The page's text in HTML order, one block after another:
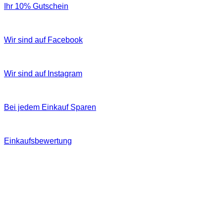
Ihr 10% Gutschein
Wir sind auf Facebook
Wir sind auf Instagram
Bei jedem Einkauf Sparen
Einkaufsbewertung